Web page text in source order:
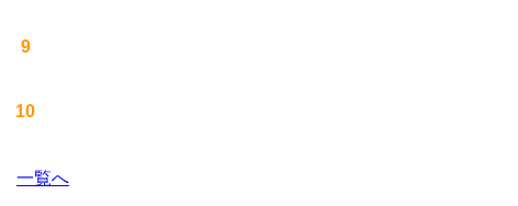
9
10
一覧へ